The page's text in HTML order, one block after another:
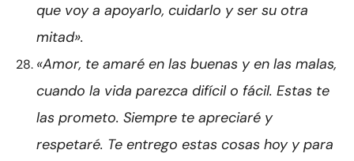
que voy a apoyarlo, cuidarlo y ser su otra
mitad».
«Amor, te amaré en las buenas y en las malas,
cuando la vida parezca difícil o fácil. Estas te
las prometo. Siempre te apreciaré y
respetaré. Te entrego estas cosas hoy y para